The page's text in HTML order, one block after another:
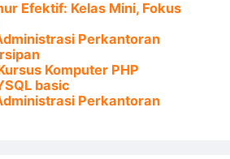
Efektif: Kelas Mini, Fokus
Perkantoran
Komputer PHP
basic
Perkantoran